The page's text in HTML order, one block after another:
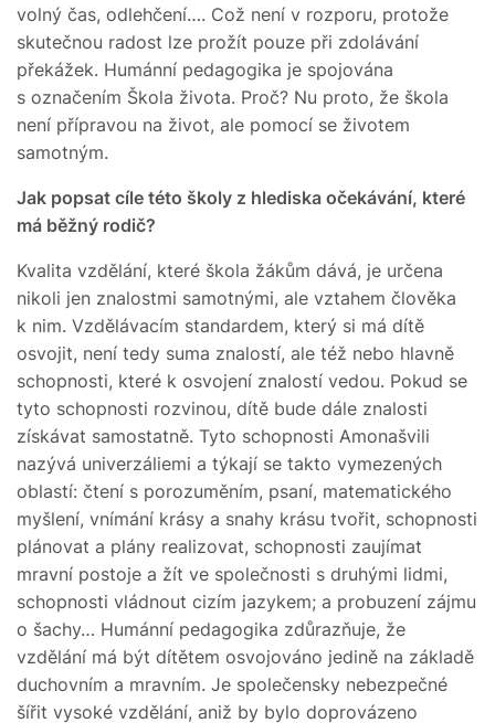
volný čas, odlehčení…. Což není v rozporu, protože
skutečnou radost lze prožít pouze při zdolávání
překážek. Humánní pedagogika je spojována
s označením Škola života. Proč? Nu proto, že škola
není přípravou na život, ale pomocí se životem
samotným.
Jak popsat cíle této školy z hlediska očekávání, které
má běžný rodič?
Kvalita vzdělání, které škola žákům dává, je určena
nikoli jen znalostmi samotnými, ale vztahem člověka
k nim. Vzdělávacím standardem, který si má dítě
osvojit, není tedy suma znalostí, ale též nebo hlavně
schopnosti, které k osvojení znalostí vedou. Pokud se
tyto schopnosti rozvinou, dítě bude dále znalosti
získávat samostatně. Tyto schopnosti Amonašvili
nazývá univerzáliemi a týkají se takto vymezených
oblastí: čtení s porozuměním, psaní, matematického
myšlení, vnímání krásy a snahy krásu tvořit, schopnosti
plánovat a plány realizovat, schopnosti zaujímat
mravní postoje a žít ve společnosti s druhými lidmi,
schopnosti vládnout cizím jazykem; a probuzení zájmu
o šachy… Humánní pedagogika zdůrazňuje, že
vzdělání má být dítětem osvojováno jedině na základě
duchovním a mravním. Je společensky nebezpečné
šířit vysoké vzdělání, aniž by bylo doprovázeno